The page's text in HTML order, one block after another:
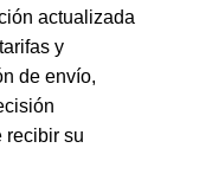
actualizada
y
de envío,
recibir su